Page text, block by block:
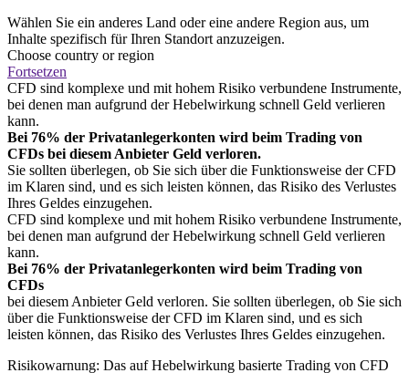
Wählen Sie ein anderes Land oder eine andere Region aus, um
Inhalte spezifisch für Ihren Standort anzuzeigen.
Choose country or region
Fortsetzen
CFD sind komplexe und mit hohem Risiko verbundene Instrumente,
bei denen man aufgrund der Hebelwirkung schnell Geld verlieren
kann.
Bei 76% der Privatanlegerkonten wird beim Trading von
CFDs bei diesem Anbieter Geld verloren.
Sie sollten überlegen, ob Sie sich über die Funktionsweise der CFD
im Klaren sind, und es sich leisten können, das Risiko des Verlustes
Ihres Geldes einzugehen.
CFD sind komplexe und mit hohem Risiko verbundene Instrumente,
bei denen man aufgrund der Hebelwirkung schnell Geld verlieren
kann.
Bei 76% der Privatanlegerkonten wird beim Trading von
CFDs
bei diesem Anbieter Geld verloren. Sie sollten überlegen, ob Sie sich
über die Funktionsweise der CFD im Klaren sind, und es sich
leisten können, das Risiko des Verlustes Ihres Geldes einzugehen.
Risikowarnung: Das auf Hebelwirkung basierte Trading von CFD